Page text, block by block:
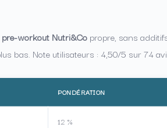
pre-workout Nutri&Co propre, sans
bas. Note utilisateurs : 4,50/5 sur 74
PONDÉRATION
12 %